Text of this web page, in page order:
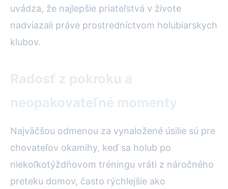
uvádza, že najlepšie priateľstvá v živote
nadviazali práve prostredníctvom holubiarskych
klubov.
Radosť z pokroku a
neopakovateľné momenty
Najväčšou odmenou za vynaložené úsilie sú pre
chovateľov okamihy, keď sa holub po
niekoľkotýždňovom tréningu vráti z náročného
preteku domov, často rýchlejšie ako